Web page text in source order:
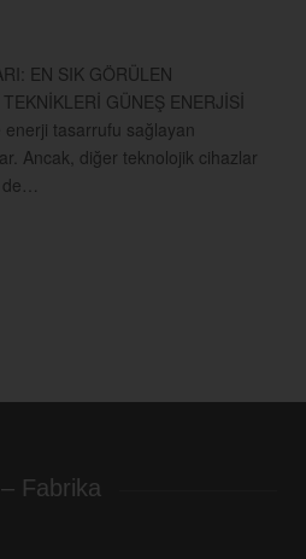
EN SIK GÖRÜLEN
GÜNEŞ ENERJİSİ
tasarrufu sağlayan
Ancak, diğer teknolojik cihazlar
Fabrika